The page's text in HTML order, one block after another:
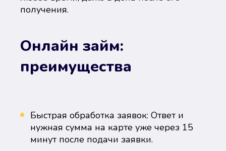
получения.
Онлайн займ:
преимущества
Быстрая обработка заявок: Ответ и
нужная сумма на карте уже через 15
минут после подачи заявки.